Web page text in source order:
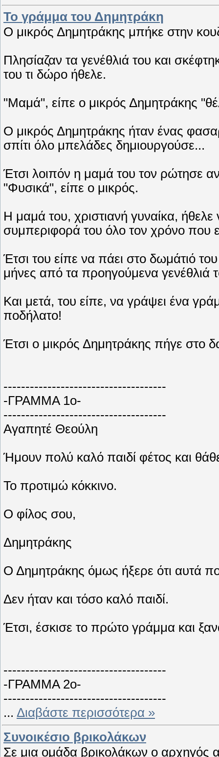
Το γράμμα του Δημητράκη
Ο μικρός Δημητράκης μπήκε στην
Πλησίαζαν τα γενέθλιά του και
του τι δώρο ήθελε.
"Μαμά", είπε ο μικρός Δημητράκης
Ο μικρός Δημητράκης ήταν ένας
σπίτι όλο μπελάδες δημιουργούσε...
Έτσι λοιπόν η μαμά του τον ρώτησε αν
"Φυσικά", είπε ο μικρός.
Η μαμά του, χριστιανή γυναίκα, ήθελε
συμπεριφορά του όλο τον χρόνο που
Έτσι του είπε να πάει στο δωμάτιό
μήνες από τα προηγούμενα γενέθλιά
Και μετά, του είπε, να γράψει ένα
ποδήλατο!
Έτσι ο μικρός Δημητράκης πήγε στο
-------------------------------------
-ΓΡΑΜΜΑ 1ο-
-------------------------------------
Αγαπητέ Θεούλη
Ήμουν πολύ καλό παιδί φέτος και
Το προτιμώ κόκκινο.
Ο φίλος σου,
Δημητράκης
Ο Δημητράκης όμως ήξερε ότι αυτά
Δεν ήταν και τόσο καλό παιδί.
Έτσι, έσκισε το πρώτο γράμμα και
-------------------------------------
-ΓΡΑΜΜΑ 2ο-
-------------------------------------
... Διαβάστε περισσότερα »
Συνοικέσιο βρικολάκων
Σε μια ομάδα βρικολάκων ο αρχηγός